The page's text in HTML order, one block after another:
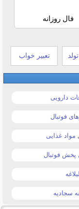
فال روزانه
تعبیر خواب
دارویی
فوتبال
مواد غذایی
پخش فوتبال
سجادیه